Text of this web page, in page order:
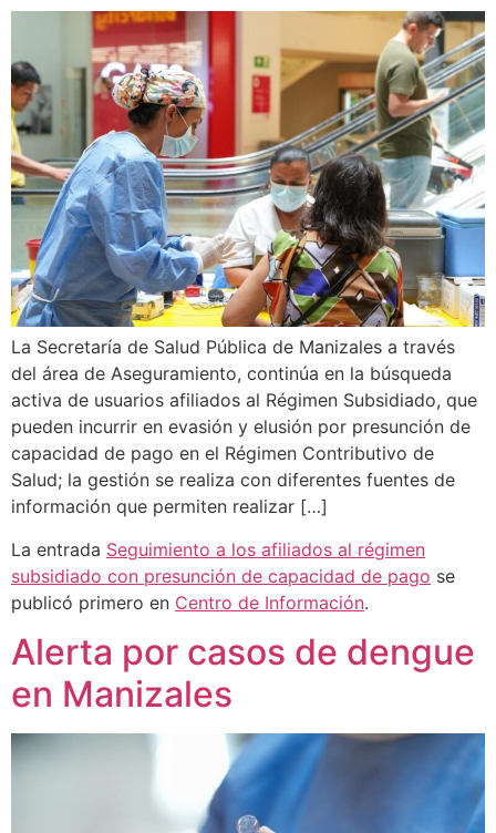
La Secretaría de Salud Pública de Manizales a través
del área de Aseguramiento, continúa en la búsqueda
activa de usuarios afiliados al Régimen Subsidiado, que
pueden incurrir en evasión y elusión por presunción de
capacidad de pago en el Régimen Contributivo de
Salud; la gestión se realiza con diferentes fuentes de
información que permiten realizar […]
La entrada Seguimiento a los afiliados al régimen
subsidiado con presunción de capacidad de pago se
publicó primero en Centro de Información.
Alerta por casos de dengue
en Manizales